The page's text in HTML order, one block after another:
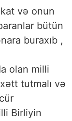
və onun
bütün
buraxıb ,
olan milli
tutmalı və
Birliyin